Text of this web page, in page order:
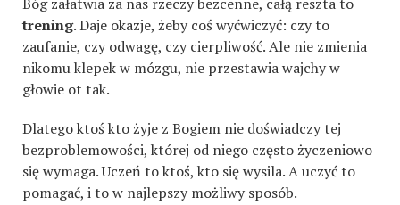
trening. Daje okazje, żeby coś wyćwiczyć: czy to
zaufanie, czy odwagę, czy cierpliwość. Ale nie zmienia
nikomu klepek w mózgu, nie przestawia wajchy w
głowie ot tak.
Dlatego ktoś kto żyje z Bogiem nie doświadczy tej
bezproblemowości, której od niego często życzeniowo
się wymaga. Uczeń to ktoś, kto się wysila. A uczyć to
pomagać, i to w najlepszy możliwy sposób.